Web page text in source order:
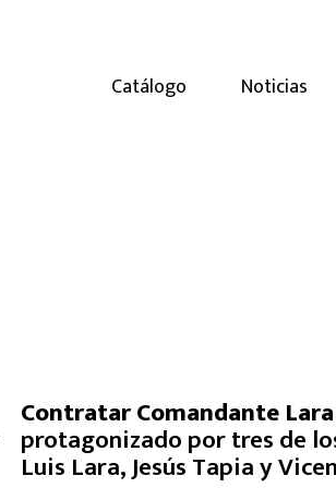
Catálogo Noticias
Contratar Comandante
protagonizado por tres de
Luis Lara, Jesús Tapia y